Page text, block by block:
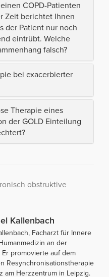
COPD-Patienten
Zeit berichtet Ihnen
der Patient nur noch
eintrübt. Welche
falsch?
bei exacerbierter
Therapie eines
der GOLD Einteilung
obstruktive
Kallenbach
Facharzt für Innere
an der
promovierte auf dem
Resynchronisationstherapie
am Herzzentrum in Leipzig.